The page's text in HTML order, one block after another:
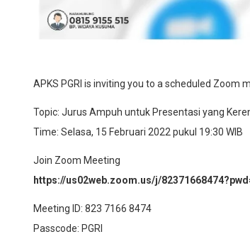
APKS PGRI is inviting you to a scheduled Zoom
Topic: Jurus Ampuh untuk Presentasi yang
Time: Selasa, 15 Februari 2022 pukul 19:30 WIB
Join Zoom Meeting
https://us02web.zoom.us/j/
Meeting ID: 823 7166 8474
Passcode: PGRI